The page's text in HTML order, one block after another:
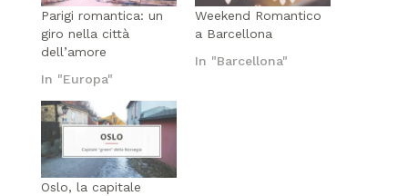
Parigi romantica: un
giro nella città
dell’amore
In "Europa"
Weekend Romantico
a Barcellona
In "Barcellona"
Oslo, la capitale